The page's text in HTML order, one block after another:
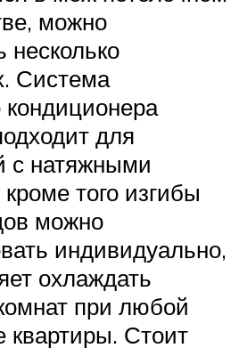
можно
несколько
Система
кондиционера
для
с натяжными
того изгибы
можно
индивидуально,
охлаждать
при любой
квартиры. Стоит